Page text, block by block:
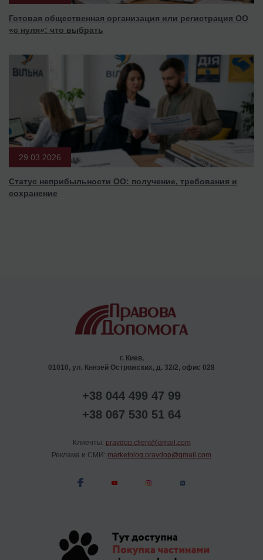
Готовая общественная организация или регистрация ОО
«с нуля»: что выбрать
29.03.2026
Статус неприбыльности ОО: получение, требования и
сохранение
г. Киев,
01010, ул. Князей Острожских, д. 32/2, офис 028
+38 044 499 47 99
+38 067 530 51 64
Клиенты: pravdop.client@gmail.com
Реклама и СМИ: marketolog.pravdop@gmail.com